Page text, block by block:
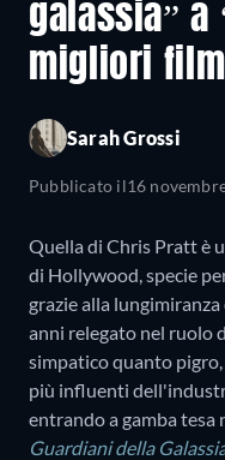
galassia” a
migliori
Sarah Grossi
Pubblicato il16
Quella di Chris Pratt è
di Hollywood, specie
grazie alla
anni relegato nel ruolo
simpatico quanto
più influenti
entrando a gamba tesa
Guardiani della